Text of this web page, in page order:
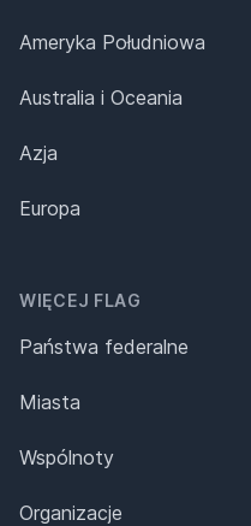
Ameryka Południowa
Australia i Oceania
Azja
Europa
WIĘCEJ FLAG
Państwa federalne
Miasta
Wspólnoty
Organizacje